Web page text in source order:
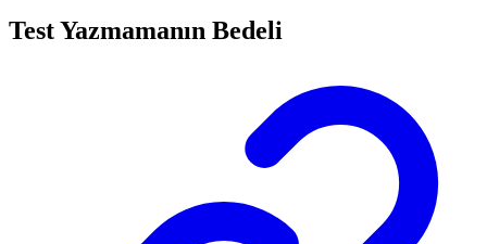
Test Yazmamanın Bedeli